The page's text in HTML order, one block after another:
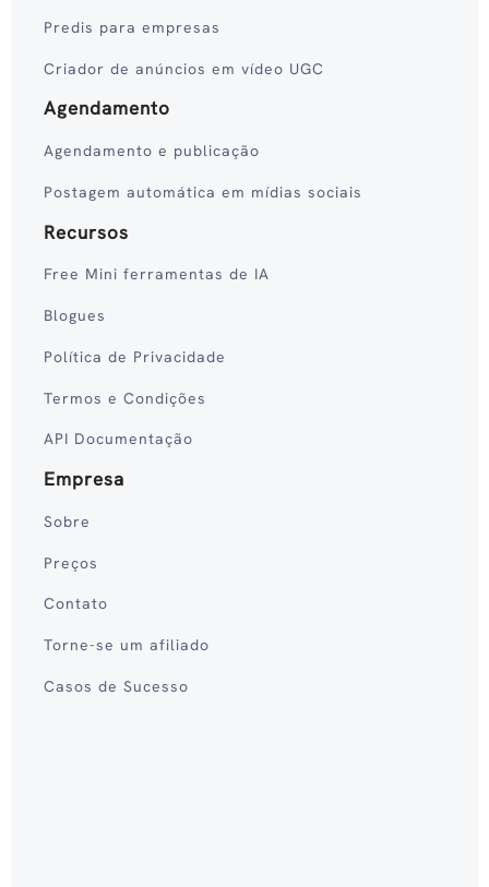
Predis para empresas
Criador de anúncios em vídeo UGC
Agendamento
Agendamento e publicação
Postagem automática em mídias sociais
Recursos
Free Mini ferramentas de IA
Blogues
Política de Privacidade
Termos e Condições
API Documentação
Empresa
Sobre
Preços
Contato
Torne-se um afiliado
Casos de Sucesso